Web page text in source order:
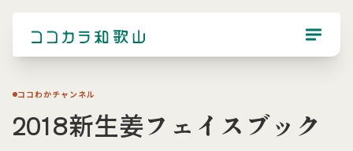
ココわかチャンネル
2018新生姜フェイスブック